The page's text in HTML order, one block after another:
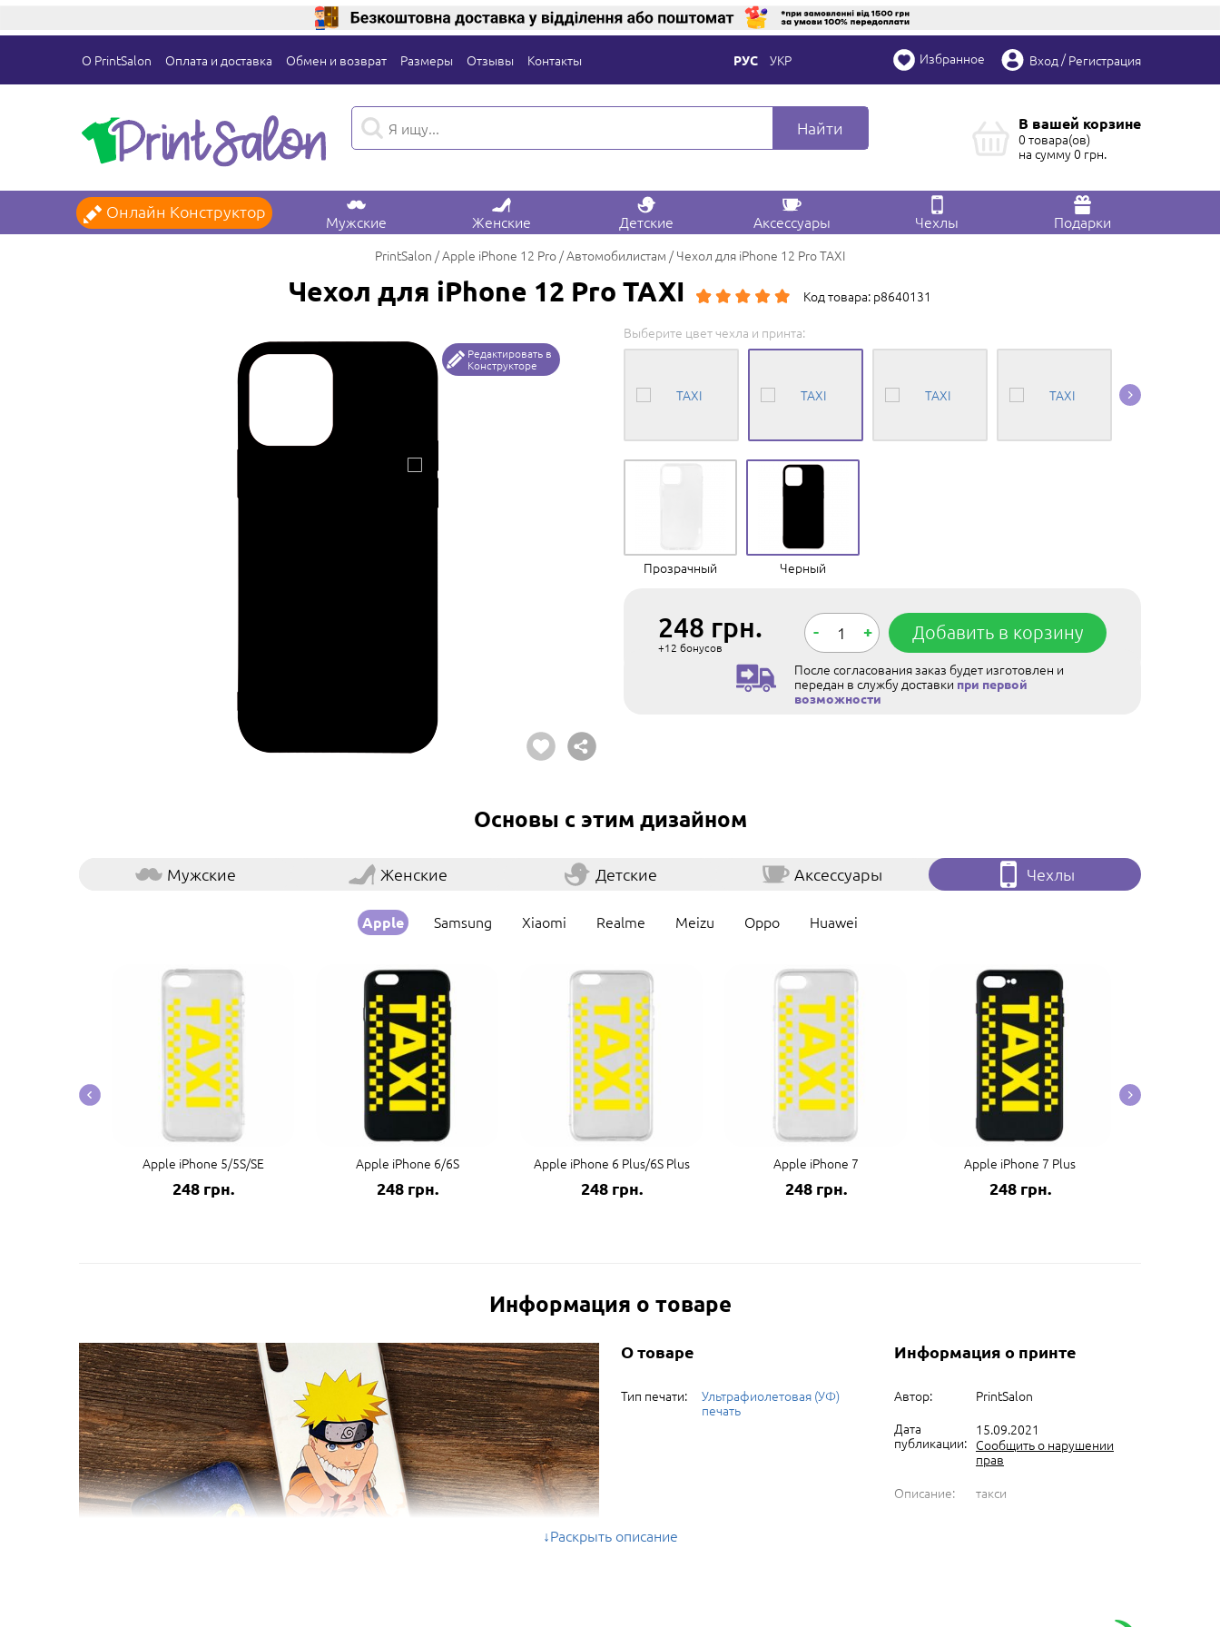
О PrintSalon Оплата и доставка Обмен и возврат Размеры Отзывы Контакты РУС УКР Избранное Вход /Регистрация
Найти В вашей корзине
0 товара(ов)
на сумму0 грн.
Онлайн Конструктор
Мужские Женские Детские Аксессуары Чехлы Подарки
PrintSalon Apple iPhone 12 Pro Автомобилистам Чехол для iPhone 12 Pro TAXI
Чехол для iPhone 12 Pro TAXI Код товара: p8640131
Редактировать в
Конструкторе
Выберите цвет чехла и принта:
Прозрачный Черный
248 грн.
+12 бонусов
- + Добавить в корзину
После согласования заказ будет изготовлен и
передан в службу доставки при первой
возможности
Основы с этим дизайном
Мужские Женские Детские Аксессуары Чехлы
Apple Samsung Xiaomi Realme Meizu Oppo Huawei
Apple iPhone 5/5S/SE
248 грн.
Apple iPhone 6/6S
248 грн.
Apple iPhone 6 Plus/6S Plus
248 грн.
Apple iPhone 7
248 грн.
Apple iPhone 7 Plus
248 грн.
Информация о товаре
О товаре
Тип печати:
Ультрафиолетовая (УФ)
печать
Информация о принте
Автор:
PrintSalon
Дата
публикации:
15.09.2021
Сообщить о нарушении
прав
Описание:
такси
Раскрыть описание